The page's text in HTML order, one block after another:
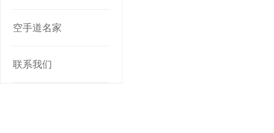
空手道名家
联系我们